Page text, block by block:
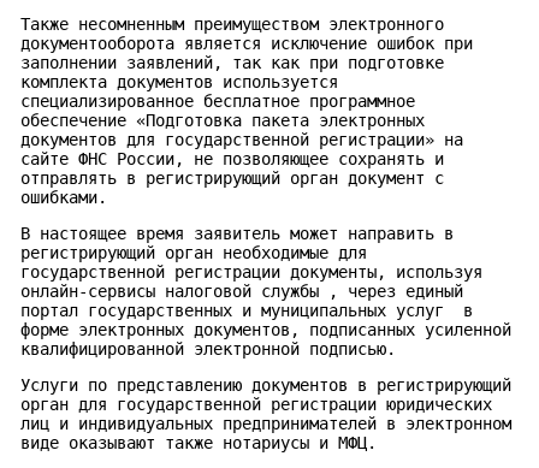
Также несомненным преимуществом электронного
документооборота является исключение ошибок при
заполнении заявлений, так как при подготовке
комплекта документов используется
специализированное бесплатное программное
обеспечение «Подготовка пакета электронных
документов для государственной регистрации» на
сайте ФНС России, не позволяющее сохранять и
отправлять в регистрирующий орган документ с
ошибками.
В настоящее время заявитель может направить в
регистрирующий орган необходимые для
государственной регистрации документы, используя
онлайн-сервисы налоговой службы , через единый
портал государственных и муниципальных услуг в
форме электронных документов, подписанных усиленной
квалифицированной электронной подписью.
Услуги по представлению документов в регистрирующий
орган для государственной регистрации юридических
лиц и индивидуальных предпринимателей в электронном
виде оказывают также нотариусы и МФЦ.